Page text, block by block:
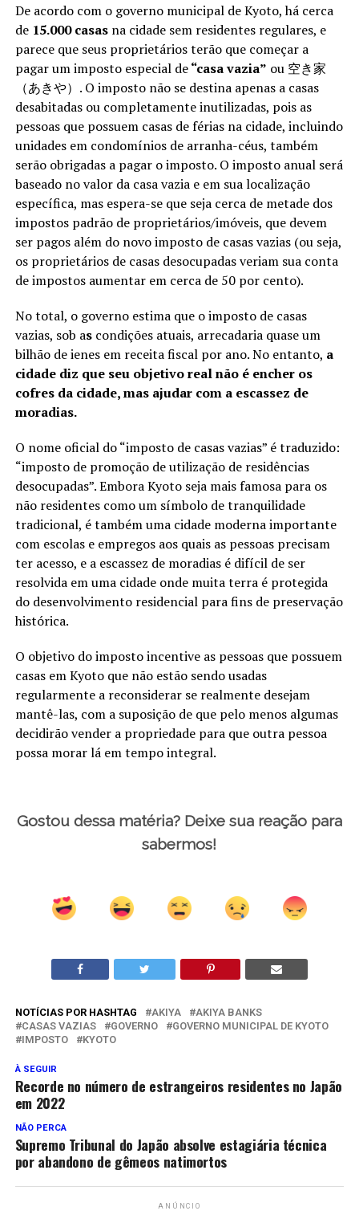
De acordo com o governo municipal de Kyoto, há cerca
de 15.000 casasna cidade sem residentes regulares, e
parece que seus proprietários terão que começar a
pagar um imposto especial de“casa vazia” ou 空き家
（あきや）. O imposto não se destina apenas a casas
desabitadas ou completamente inutilizadas, pois as
pessoas que possuem casas de férias na cidade, incluindo
unidades em condomínios de arranha-céus, também
serão obrigadas a pagar o imposto. O imposto anual será
baseado no valor da casa vazia e em sua localização
específica, mas espera-se que seja cerca de metade dos
impostos padrão de proprietários/imóveis, que devem
ser pagos além do novo imposto de casas vazias (ou seja,
os proprietários de casas desocupadas veriam sua conta
de impostos aumentar em cerca de 50 por cento).
No total, o governo estima que o imposto de casas
vazias, sob ascondições atuais, arrecadaria quase um
bilhão de ienes em receita fiscal por ano. No entanto, a
cidade diz que seu objetivo real não é encher os
cofres da cidade, mas ajudar com a escassez de
moradias.
O nome oficial do “imposto de casas vazias” é traduzido:
“imposto de promoção de utilização de residências
desocupadas”. Embora Kyoto seja mais famosa para os
não residentes como um símbolo de tranquilidade
tradicional, é também uma cidade moderna importante
com escolas e empregos aos quais as pessoas precisam
ter acesso, e a escassez de moradias é difícil de ser
resolvida em uma cidade onde muita terra é protegida
do desenvolvimento residencial para fins de preservação
histórica.
O objetivo do imposto incentive as pessoas que possuem
casas em Kyoto que não estão sendo usadas
regularmente a reconsiderar se realmente desejam
mantê-las, com a suposição de que pelo menos algumas
decidirão vender a propriedade para que outra pessoa
possa morar lá em tempo integral.
Gostou dessa matéria? Deixe sua reação para
sabermos!
NOTÍCIAS POR HASHTAG AKIYA
AKIYA BANKS
CASAS VAZIAS
GOVERNO
GOVERNO MUNICIPAL DE KYOTO
IMPOSTO
KYOTO
À SEGUIR
Recorde no número de estrangeiros residentes no Japão
em 2022
NÃO PERCA
Supremo Tribunal do Japão absolve estagiária técnica
por abandono de gêmeos natimortos
ANÚNCIO